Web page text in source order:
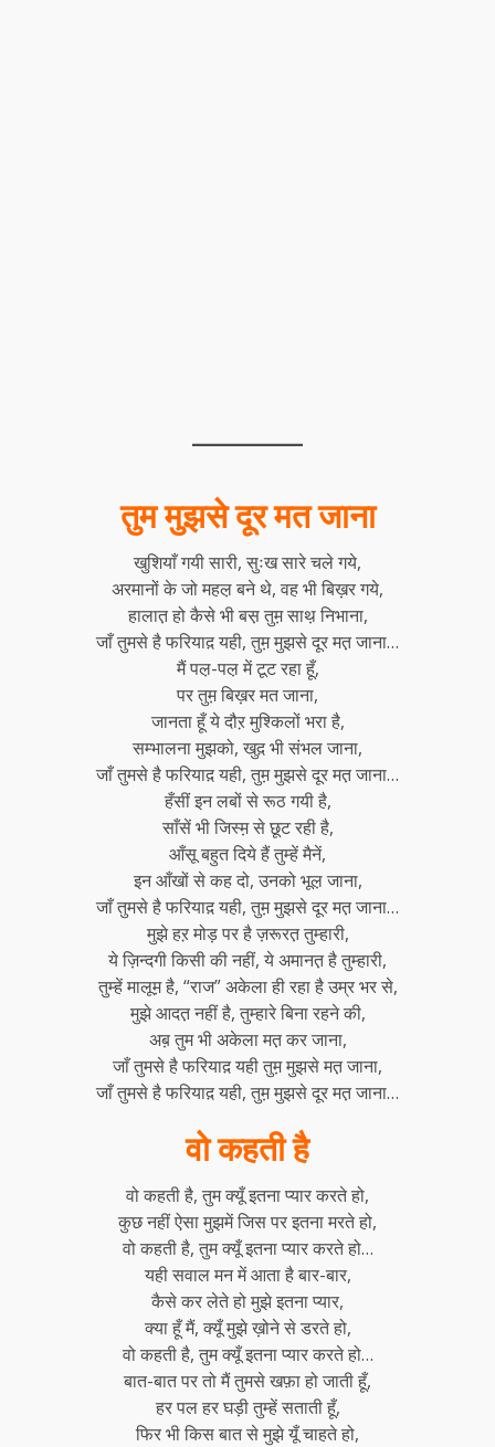
तुम मुझसे दूर मत जाना
खुशियाँ गयी सारी, सुःख सारे चले गये,
अरमानों के जो महल़ बने थे, वह भी बिख़र गये,
हालात़ हो कैसे भी बस़ तुम़ साथ़ निभाना,
जाँ तुमसे है फरियाद़ यही, तुम़ मुझसे दूर मत़ जाना…
मैं पल़-पल़ में टूट रहा हूँ,
पर तुम़ बिख़र मत जाना,
जानता हूँ ये दौऱ मुश्किलों भरा है,
सम्भालना मुझको, खुद़ भी संभल जाना,
जाँ तुमसे है फरियाद़ यही, तुम़ मुझसे दूर मत़ जाना…
हँसीं इन लबों से रूठ गयी है,
साँसें भी जिस्म़ से छूट रही है,
आँसू बहुत दिये हैं तुम्हें मैनें,
इन आँखों से कह दो, उनको भूल़ जाना,
जाँ तुमसे है फरियाद़ यही, तुम़ मुझसे दूर मत़ जाना…
मुझे हऱ मोड़ पर है ज़रूरत़ तुम्हारी,
ये ज़िन्दगी किसी की नहीं, ये अमानत़ है तुम्हारी,
तुम्हें मालूम़ है, “राज” अकेला ही रहा है उम्र भर से,
मुझे आदत़ नहीं है, तुम्हारे बिना रहने की,
अब़ तुम भी अकेला मत़ कर जाना,
जाँ तुमसे है फरियाद़ यही तुम़ मुझसे मत़ जाना,
जाँ तुमसे है फरियाद़ यही, तुम़ मुझसे दूर मत़ जाना…
वो कहती है
वो कहती है, तुम क्यूँ इतना प्यार करते हो,
कुछ नहीं ऐसा मुझमें जिस पर इतना मरते हो,
वो कहती है, तुम क्यूँ इतना प्यार करते हो…
यही सवाल मन में आता है बार-बार,
कैसे कर लेते हो मुझे इतना प्यार,
क्या हूँ मैं, क्यूँ मुझे ख़ोने से डरते हो,
वो कहती है, तुम क्यूँ इतना प्यार करते हो…
बात-बात पर तो मैं तुमसे खफ़ा हो जाती हूँ,
हर पल हर घड़ी तुम्हें सताती हूँ,
फिर भी किस बात से मुझे यूँ चाहते हो,